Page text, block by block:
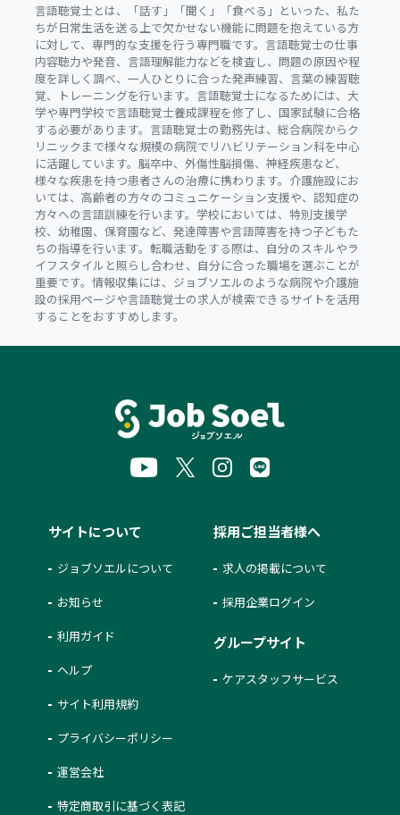
言語聴覚士とは、「話す」「聞く」「食べる」といった、私た
ちが日常生活を送る上で欠かせない機能に問題を抱えている方
に対して、専門的な支援を行う専門職です。言語聴覚士の仕事
内容聴力や発音、言語理解能力などを検査し、問題の原因や程
度を詳しく調べ、一人ひとりに合った発声練習、言葉の練習聴
覚、トレーニングを行います。言語聴覚士になるためには、大
学や専門学校で言語聴覚士養成課程を修了し、国家試験に合格
する必要があります。言語聴覚士の勤務先は、総合病院からク
リニックまで様々な規模の病院でリハビリテーション科を中心
に活躍しています。脳卒中、外傷性脳損傷、神経疾患など、
様々な疾患を持つ患者さんの治療に携わります。介護施設にお
いては、高齢者の方々のコミュニケーション支援や、認知症の
方々への言語訓練を行います。学校においては、特別支援学
校、幼稚園、保育園など、発達障害や言語障害を持つ子どもた
ちの指導を行います。転職活動をする際は、自分のスキルやラ
イフスタイルと照らし合わせ、自分に合った職場を選ぶことが
重要です。情報収集には、ジョブソエルのような病院や介護施
設の採用ページや言語聴覚士の求人が検索できるサイトを活用
することをおすすめします。
サイトについて
ジョブソエルについて
お知らせ
利用ガイド
ヘルプ
サイト利用規約
プライバシーポリシー
運営会社
特定商取引に基づく表記
採用ご担当者様へ
求人の掲載について
採用企業ログイン
グループサイト
ケアスタッフサービス